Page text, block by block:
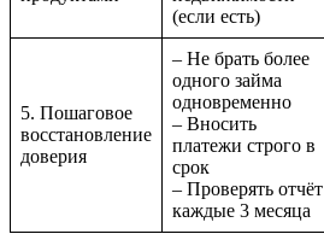
(если есть)
5. Пошаговое
восстановление
доверия
– Не брать более
одного займа
одновременно
– Вносить
платежи строго в
срок
– Проверять отчёт
каждые 3 месяца